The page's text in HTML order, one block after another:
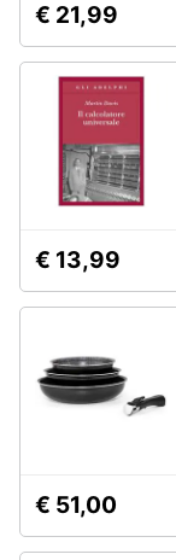
€ 21,99
€ 13,99
€ 51,00